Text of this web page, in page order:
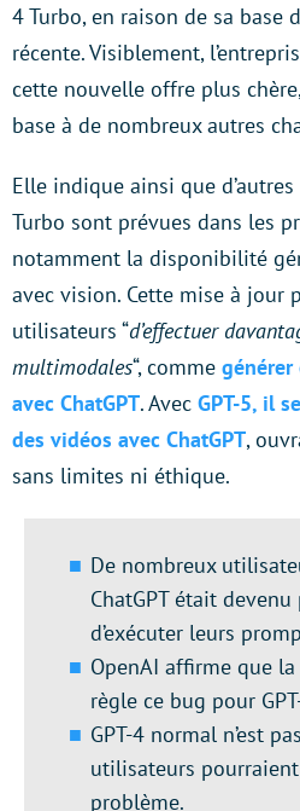
4 Turbo, en raison de sa base
récente. Visiblement,
cette nouvelle offre plus
base à de nombreux autres
Elle indique ainsi que
Turbo sont prévues dans les
notamment la disponibilité
avec vision. Cette mise à jour
utilisateurs “d’effectuer
multimodales“, comme générer
avec ChatGPT. Avec GPT-5, il
des vidéos avec ChatGPT,
sans limites ni éthique.
De nombreux
ChatGPT était
d’exécuter leurs
OpenAI affirme que
règle ce bug pour
GPT-4 normal n’est
utilisateurs
problème.